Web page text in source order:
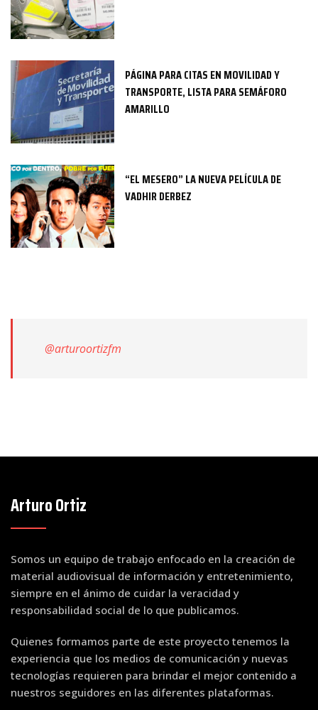
PÁGINA PARA CITAS EN MOVILIDAD Y
TRANSPORTE, LISTA PARA SEMÁFORO
AMARILLO
“EL MESERO” LA NUEVA PELÍCULA DE
VADHIR DERBEZ
@arturoortizfm
Arturo Ortiz
Somos un equipo de trabajo enfocado en la creación de
material audiovisual de información y entretenimiento,
siempre en el ánimo de cuidar la veracidad y
responsabilidad social de lo que publicamos.
Quienes formamos parte de este proyecto tenemos la
experiencia que los medios de comunicación y nuevas
tecnologías requieren para brindar el mejor contenido a
nuestros seguidores en las diferentes plataformas.